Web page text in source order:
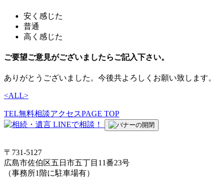
安く感じた
普通
高く感じた
ご要望ご意見がございましたらご記入下さい。
ありがとうございました。今後共よろしくお願い致します。
<ALL>
TEL無料相談アクセスPAGE TOP
〒731-5127
広島市佐伯区五日市五丁目11番23号
（事務所1階に駐車場有）